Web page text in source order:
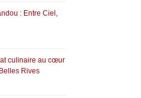
: Entre Ciel,
culinaire au cœur
Rives